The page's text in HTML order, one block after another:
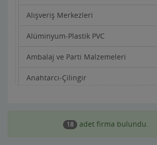
Alışveriş Merkezleri
Alüminyum-Plastik PVC
Ambalaj ve Parti Malzemeleri
Anahtarcı-Çilingir
Aracı Kurumlar
Asansörcüler
18 adet firma bulundu.